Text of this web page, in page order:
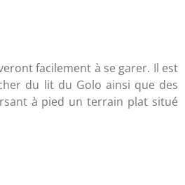
facilement à se garer. Il est
du lit du Golo ainsi que des
à pied un terrain plat situé